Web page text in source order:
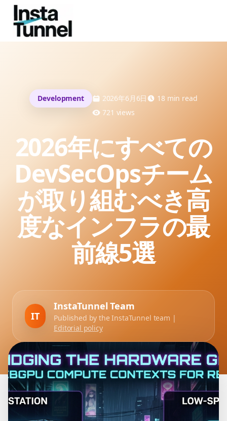
Development 2026年6月6日 18min read
721 views
2026年にすべての
DevSecOpsチーム
が取り組むべき高
度なインフラの最
前線5選
IT
InstaTunnel Team
Published by the InstaTunnel team |
Editorial policy